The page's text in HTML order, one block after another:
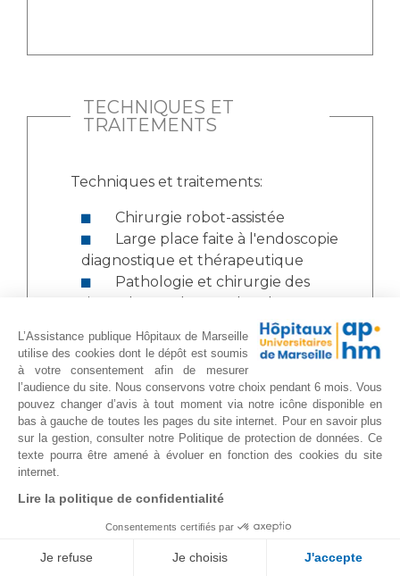
TECHNIQUES ET
TRAITEMENTS
Techniques et traitements:
Chirurgie robot-assistée
diagnostique et thérapeutique
pharyngolaryngée en phoniatrie
aérodynamique des troubles de la
voix et de la parole
Chirurgie sur patient éveillé
du sommeil) - endoscopie sous
Respiratoire nasale :
L’Assistance publique Hôpitaux de Marseille
utilise des cookies dont le dépôt est soumis
à votre consentement afin de mesurer
l’audience du site. Nous conservons votre choix pendant 6 mois. Vous
pouvez changer d’avis à tout moment via notre icône disponible en
bas à gauche de toutes les pages du site internet. Pour en savoir plus
sur la gestion, consulter notre Politique de protection de données. Ce
texte pourra être amené à évoluer en fonction des cookies du site
internet.
Lire la politique de confidentialité
Consentements certifiés par
Je refuse Je choisis J'accepte